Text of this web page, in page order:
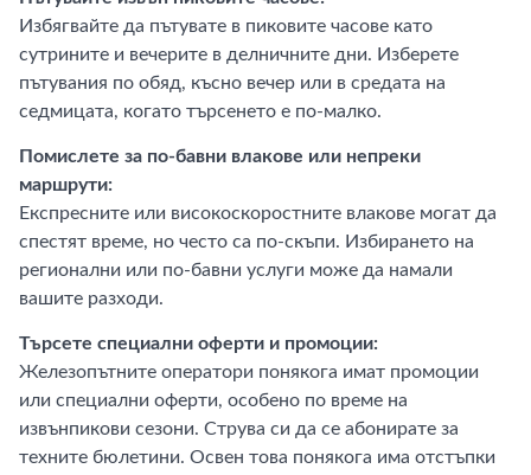
Избягвайте да пътувате в пиковите часове като
сутрините и вечерите в делничните дни. Изберете
пътувания по обяд, късно вечер или в средата на
седмицата, когато търсенето е по-малко.
Помислете за по-бавни влакове или непреки
маршрути:
Експресните или високоскоростните влакове могат да
спестят време, но често са по-скъпи. Избирането на
регионални или по-бавни услуги може да намали
вашите разходи.
Търсете специални оферти и промоции:
Железопътните оператори понякога имат промоции
или специални оферти, особено по време на
извънпикови сезони. Струва си да се абонирате за
техните бюлетини. Освен това понякога има отстъпки